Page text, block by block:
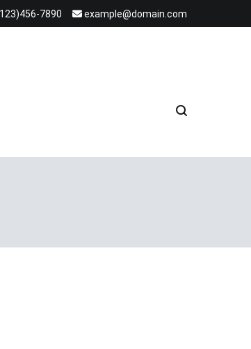
7890 example@domain.com